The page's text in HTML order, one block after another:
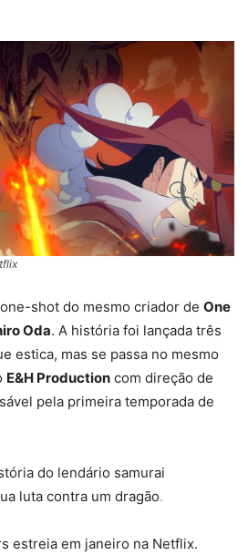
shot do mesmo criador de One
Oda. A história foi lançada três
estica, mas se passa no mesmo
E&H Production com direção de
pela primeira temporada de
do lendário samurai
luta contra um dragão.
estreia em janeiro na Netflix.